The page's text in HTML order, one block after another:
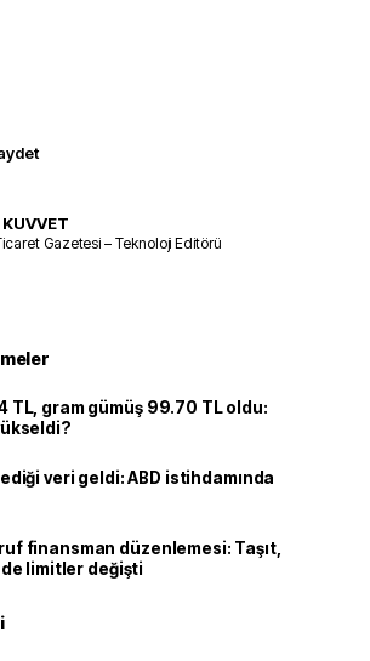
Gazetesi – Teknoloji Editörü
TL, gram gümüş 99.70 TL oldu:
veri geldi: ABD istihdamında
finansman düzenlemesi: Taşıt,
limitler değişti